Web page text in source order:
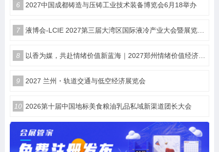
6 2027中国成都铸造与压铸工业技术装备博览会6月18举办
7 液博会-LCIE 2027第三届大湾区国际液冷产业大会暨展览会（深圳）
8 以香为媒，共赴情绪价值新蓝海｜2027郑州情绪价值经济博览会・香氛产业馆
9 2027 兰州・轨道交通与低空经济展览会
10 2026第十届中国地标美食粮油乳品私域新渠道团长大会